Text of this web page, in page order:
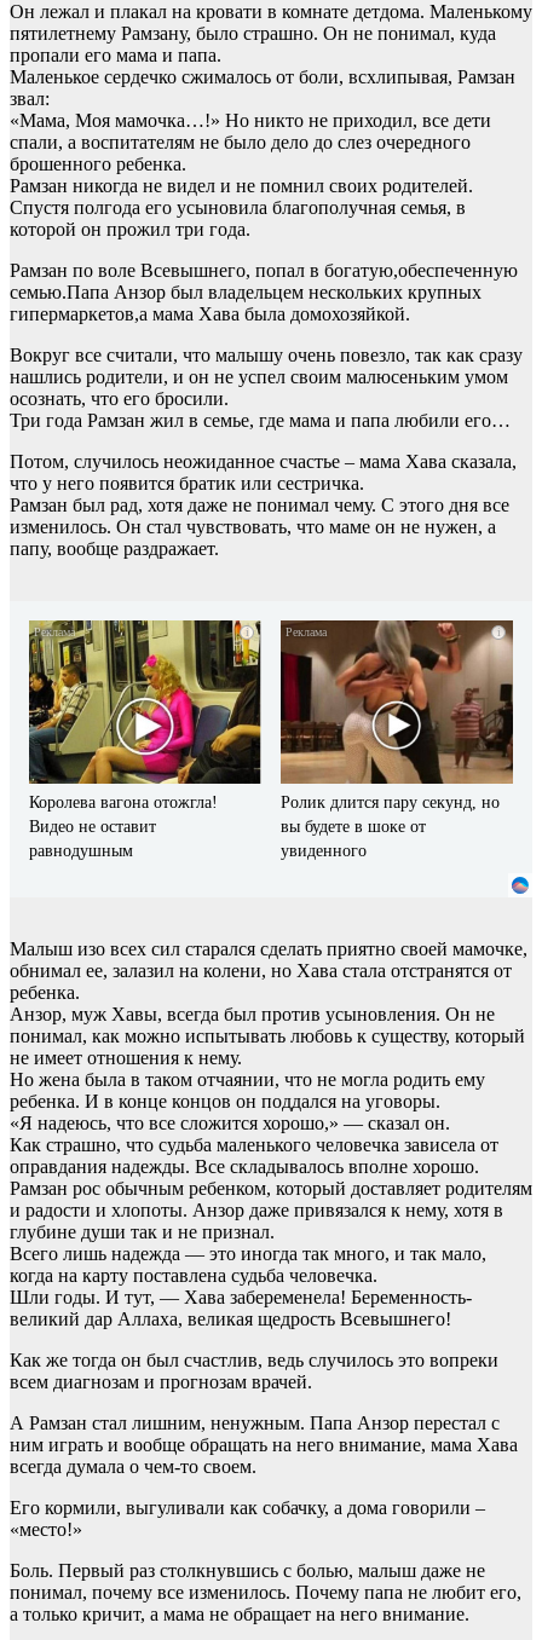
Он лежал и плакал на кровати в комнате детдома. Маленькому
пятилетнему Рамзану, было страшно. Он не понимал, куда
пропали его мама и папа.
Маленькое сердечко сжималось от боли, всхлипывая, Рамзан
звал:
«Мама, Моя мамочка…!» Но никто не приходил, все дети
спали, а воспитателям не было дело до слез очередного
брошенного ребенка.
Рамзан никогда не видел и не помнил своих родителей.
Спустя полгода его усыновила благополучная семья, в
которой он прожил три года.
Рамзан по воле Всевышнего, попал в богатую,обеспеченную
семью.Папа Анзор был владельцем нескольких крупных
гипермаркетов,а мама Хава была домохозяйкой.
Вокруг все считали, что малышу очень повезло, так как сразу
нашлись родители, и он не успел своим малюсеньким умом
осознать, что его бросили.
Три года Рамзан жил в семье, где мама и папа любили его…
Потом, случилось неожиданное счастье – мама Хава сказала,
что у него появится братик или сестричка.
Рамзан был рад, хотя даже не понимал чему. С этого дня все
изменилось. Он стал чувствовать, что маме он не нужен, а
папу, вообще раздражает.
i
Королева вагона отожгла!
Видео не оставит
равнодушным
i
Ролик длится пару секунд, но
вы будете в шоке от
увиденного
Малыш изо всех сил старался сделать приятно своей мамочке,
обнимал ее, залазил на колени, но Хава стала отстранятся от
ребенка.
Анзор, муж Хавы, всегда был против усыновления. Он не
понимал, как можно испытывать любовь к существу, который
не имеет отношения к нему.
Но жена была в таком отчаянии, что не могла родить ему
ребенка. И в конце концов он поддался на уговоры.
«Я надеюсь, что все сложится хорошо,» — сказал он.
Как страшно, что судьба маленького человечка зависела от
оправдания надежды. Все складывалось вполне хорошо.
Рамзан рос обычным ребенком, который доставляет родителям
и радости и хлопоты. Анзор даже привязался к нему, хотя в
глубине души так и не признал.
Всего лишь надежда — это иногда так много, и так мало,
когда на карту поставлена судьба человечка.
Шли годы. И тут, — Хава забеременела! Беременность-
великий дар Аллаха, великая щедрость Всевышнего!
Как же тогда он был счастлив, ведь случилось это вопреки
всем диагнозам и прогнозам врачей.
А Рамзан стал лишним, ненужным. Папа Анзор перестал с
ним играть и вообще обращать на него внимание, мама Хава
всегда думала о чем-то своем.
Его кормили, выгуливали как собачку, а дома говорили –
«место!»
Боль. Первый раз столкнувшись с болью, малыш даже не
понимал, почему все изменилось. Почему папа не любит его,
а только кричит, а мама не обращает на него внимание.